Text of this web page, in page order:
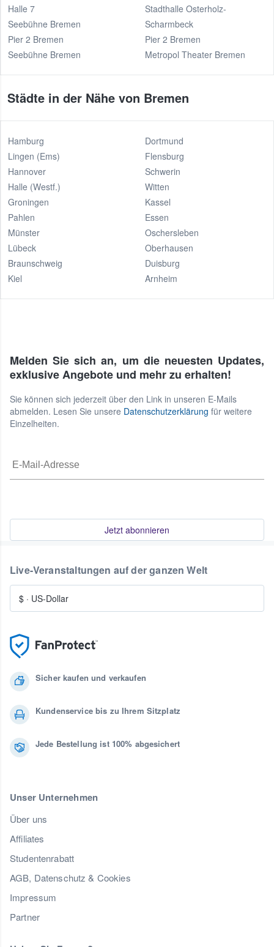
Halle 7
Seebühne Bremen
Pier 2 Bremen
Seebühne Bremen
Stadthalle Osterholz-
Scharmbeck
Pier 2 Bremen
Metropol Theater Bremen
Städte in der Nähe von Bremen
Hamburg
Lingen (Ems)
Hannover
Halle (Westf.)
Groningen
Pahlen
Münster
Lübeck
Braunschweig
Kiel
Dortmund
Flensburg
Schwerin
Witten
Kassel
Essen
Oschersleben
Oberhausen
Duisburg
Arnheim
Melden Sie sich an, um die neuesten Updates,
exklusive Angebote und mehr zu erhalten!
Sie können sich jederzeit über den Link in unseren E-Mails
abmelden. Lesen Sie unsere Datenschutzerklärung für weitere
Einzelheiten.
Jetzt abonnieren
Sicher kaufen und verkaufen
Kundenservice bis zu Ihrem Sitzplatz
Jede Bestellung ist 100% abgesichert
Unser Unternehmen
Über uns
Affiliates
Studentenrabatt
AGB, Datenschutz & Cookies
Impressum
Partner
Live-Veranstaltungen auf der ganzen Welt
$ · US-Dollar